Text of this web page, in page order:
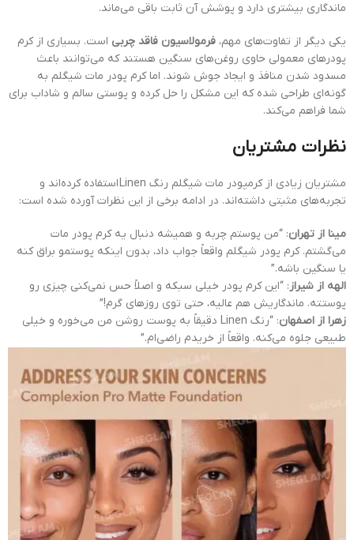
ماندگاری بیشتری دارد و پوشش آن ثابت باقی می‌ماند.
یکی دیگر از تفاوت‌های مهم، فرمولاسیون فاقد چربی است. بسیاری از کرم
پودرهای معمولی حاوی روغن‌های سنگین هستند که می‌توانند باعث
مسدود شدن منافذ و ایجاد جوش شوند. اما کرم پودر مات شیگلم به
گونه‌ای طراحی شده که این مشکل را حل کرده و پوستی سالم و شاداب برای
شما فراهم می‌کند.
نظرات مشتریان
مشتریان زیادی از کرمپودر مات شیگلم رنگ Linen استفاده کرده‌اند و
تجربه‌های مثبتی داشته‌اند. در ادامه برخی از این نظرات آورده شده است:
مینا از تهران: “من پوستم چربه و همیشه دنبال یه کرم پودر مات
می‌گشتم. کرم پودر شیگلم واقعاً جواب داد، بدون اینکه پوستمو براق کنه
یا سنگین باشه.”
الهه از شیراز: “این کرم پودر خیلی سبکه و اصلاً حس نمی‌کنی چیزی رو
پوستته. ماندگاریش هم عالیه، حتی توی روزهای گرم!”
زهرا از اصفهان
: “رنگ Linen دقیقاً به پوست روشن من می‌خوره و خیلی
طبیعی جلوه می‌کنه. واقعاً از خریدم راضی‌ام.”